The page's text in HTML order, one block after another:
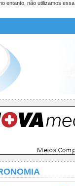
entanto, não utilizamos